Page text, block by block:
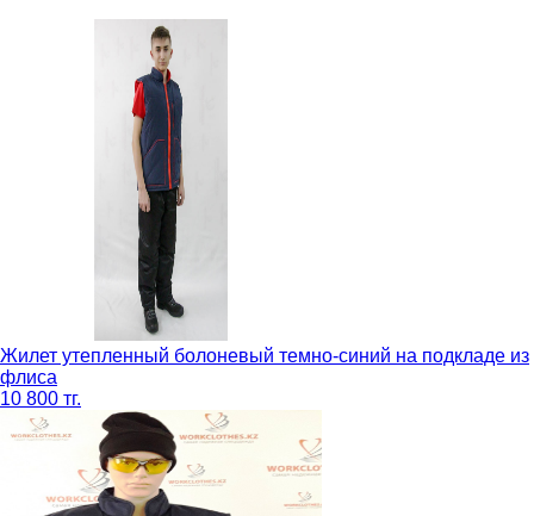
Жилет утепленный болоневый темно-синий на подкладе из
флиса
10 800 тг.